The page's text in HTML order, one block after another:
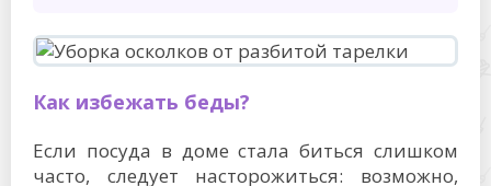
Как избежать беды?
Если посуда в доме стала биться слишком
часто, следует насторожиться: возможно,